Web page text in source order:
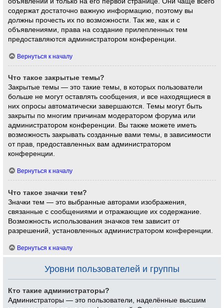
содержат достаточно важную информацию, поэтому вы
должны прочесть их по возможности. Так же, как и с
объявлениями, права на создание прилепленных тем
предоставляются администратором конференции.
Вернуться к началу
Что такое закрытые темы?
Закрытые темы — это такие темы, в которых пользователи
больше не могут оставлять сообщения, и все находящиеся в
них опросы автоматически завершаются. Темы могут быть
закрыты по многим причинам модератором форума или
администратором конференции. Вы также можете иметь
возможность закрывать созданные вами темы, в зависимости
от прав, предоставленных вам администратором
конференции.
Вернуться к началу
Что такое значки тем?
Значки тем — это выбранные авторами изображения,
связанные с сообщениями и отражающие их содержание.
Возможность использования значков тем зависит от
разрешений, установленных администратором конференции.
Вернуться к началу
Уровни пользователей и группы
Кто такие администраторы?
Администраторы — это пользователи, наделённые высшим